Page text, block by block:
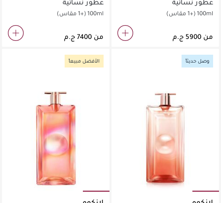
عطور نسائية
100ml(+1 مقاس)
من
عطور نسائية
100ml(+1 مقاس)
من
وصل حديثاً الأفضل مبيعاً